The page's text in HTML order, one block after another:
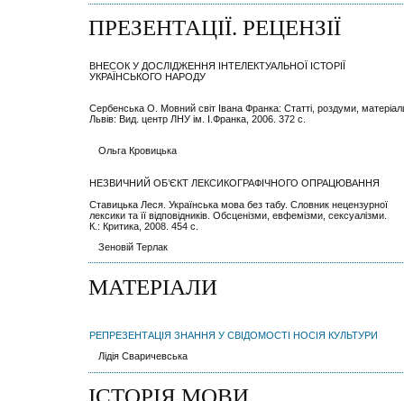
ПРЕЗЕНТАЦІЇ. РЕЦЕНЗІЇ
ВНЕСОК У ДОСЛІДЖЕННЯ ІНТЕЛЕКТУАЛЬНОЇ ІСТОРІЇ
УКРАЇНСЬКОГО НАРОДУ
Сербенська О. Мовний світ Івана Франка: Статті, роздуми,
Львів: Вид. центр ЛНУ ім. І.Франка, 2006. 372 с.
Ольга Кровицька
НЕЗВИЧНИЙ ОБ’ЄКТ ЛЕКСИКОГРАФІЧНОГО ОПРАЦЮВАННЯ
Ставицька Леся. Українська мова без табу. Словник нецензурної
лексики та її відповідників. Обсценізми, евфемізми, сексуалізми.
К.: Критика, 2008. 454 с.
Зеновій Терлак
МАТЕРІАЛИ
РЕПРЕЗЕНТАЦІЯ ЗНАННЯ У СВІДОМОСТІ НОСІЯ КУЛЬТУРИ
Лідія Сваричевська